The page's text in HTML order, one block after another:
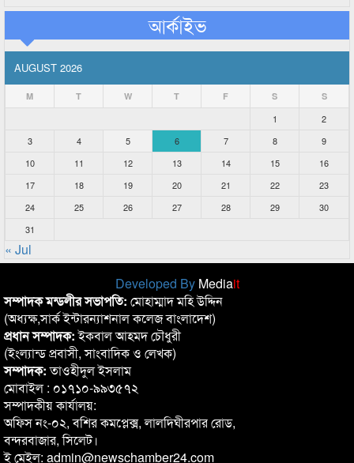
আর্কাইভ
AUGUST 2026
M T W T F S S
1
2
3
4 5 6 7 8
9
10
11 12 13 14 15
16
17
18 19 20 21 22
23
24
25 26 27 28 29
30
31
« Jul
Developed By Mediait
সম্পাদক মন্ডলীর সভাপতি: মোহাম্মাদ মহি উদ্দিন
(অধ্যক্ষ,সার্ক ইন্টারন্যাশনাল কলেজ বাংলাদেশ)
প্রধান সম্পাদক:ইকবাল আহমদ চৌধুরী
(ইংল্যান্ড প্রবাসী, সাংবাদিক ও লেখক)
সম্পাদক:তাওহীদুল ইসলাম
মোবাইল : ০১৭১০-৯৯৩৫৭২
সম্পাদকীয় কার্যালয়:
অফিস নং-০২, বশির কমপ্লেক্স, লালদিঘীরপার রোড,
বন্দরবাজার, সিলেট।
ই মেইল: admin@newschamber24.com